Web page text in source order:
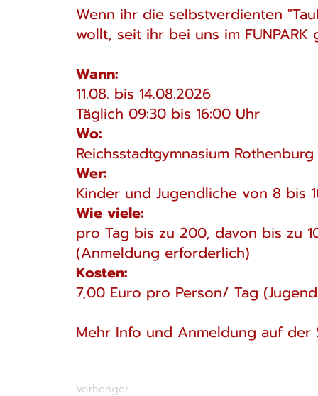
Wenn ihr die selbstverdienten
wollt, seit ihr bei uns im FUNPARK
Wann:
11.08. bis 14.08.2026
Täglich 09:30 bis 16:00 Uhr
Wo:
Reichsstadtgymnasium Rothenburg
Wer:
Kinder und Jugendliche von 8 bis
Wie viele:
pro Tag bis zu 200, davon bis zu
(Anmeldung erforderlich)
Kosten:
7,00 Euro pro Person/ Tag
Mehr Info und Anmeldung auf
Vorheriger